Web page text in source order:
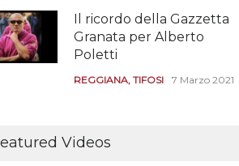
Il ricordo della Gazzetta
Granata per Alberto
Poletti
REGGIANA, TIFOSI 7 Marzo 2021
assistere agli allenamenti
Videos